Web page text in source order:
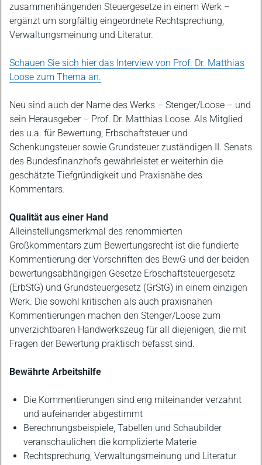
zusammenhängenden Steuergesetze in einem Werk –
ergänzt um sorgfältig eingeordnete Rechtsprechung,
Verwaltungsmeinung und Literatur.
Schauen Sie sich hier das Interview von Prof. Dr. Matthias
Loose zum Thema an.
Neu sind auch der Name des Werks – Stenger/Loose – und
sein Herausgeber – Prof. Dr. Matthias Loose. Als Mitglied
des u.a. für Bewertung, Erbschaftsteuer und
Schenkungsteuer sowie Grundsteuer zuständigen II. Senats
des Bundesfinanzhofs gewährleistet er weiterhin die
geschätzte Tiefgründigkeit und Praxisnähe des
Kommentars.
Qualität aus einer Hand
Alleinstellungsmerkmal des renommierten
Großkommentars zum Bewertungsrecht ist die fundierte
Kommentierung der Vorschriften des BewG und der beiden
bewertungsabhängigen Gesetze Erbschaftsteuergesetz
(ErbStG) und Grundsteuergesetz (GrStG) in einem einzigen
Werk. Die sowohl kritischen als auch praxisnahen
Kommentierungen machen den Stenger/Loose zum
unverzichtbaren Handwerkszeug für all diejenigen, die mit
Fragen der Bewertung praktisch befasst sind.
Bewährte Arbeitshilfe
Die Kommentierungen sind eng miteinander verzahnt
und aufeinander abgestimmt
Berechnungsbeispiele, Tabellen und Schaubilder
veranschaulichen die komplizierte Materie
Rechtsprechung, Verwaltungsmeinung und Literatur